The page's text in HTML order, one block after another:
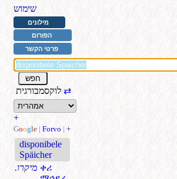
שימוש
מילונים
הפורום
פרטי הקשר
⇄
+
Google | Forvo | +
disponibele
Späicher
.מיקרו ቀሪ